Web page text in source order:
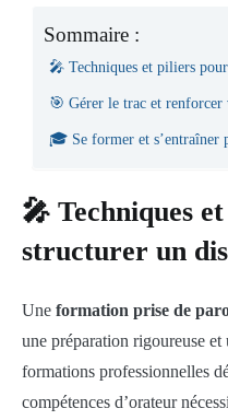
Sommaire :
🎤 Techniques et piliers
🎯 Gérer le trac et renforcer
🎓 Se former et s’entraîner
🎤 Techniques
structurer un
Une formation prise de
une préparation rigoureuse
formations professionnelles
compétences d’orateur